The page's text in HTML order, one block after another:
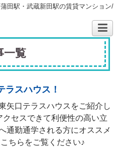
田駅・武蔵新田駅の賃貸マンション/
一覧
ラスハウス！
矢口テラスハウスをご紹介し
クセスできて利便性の高い立
通勤通学される方にオススメ
ちらをご覧ください♪